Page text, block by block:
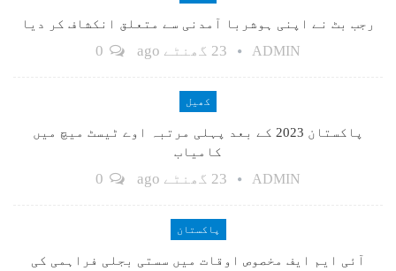
رجب بٹ نے اپنی ہوشربا آمدنی سے متعلق انکشاف کر دیا
ADMIN 23 گھنٹے ago
کھیل
پاکستان 2023 کے بعد پہلی مرتبہ اوے ٹیسٹ میچ میں
کامیاب
ADMIN 23 گھنٹے ago
پاکستان
آئی ایم ایف مخصوص اوقات میں سستی بجلی فراہمی کی